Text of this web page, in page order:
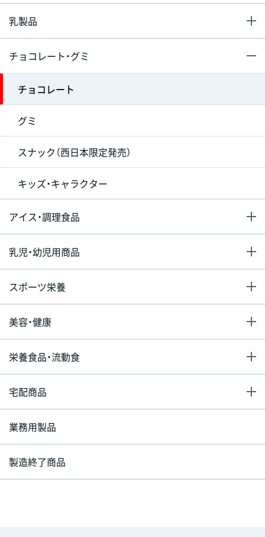
乳製品
チョコレート・グミ
チョコレート
グミ
スナック（西日本限定発売）
キッズ・キャラクター
アイス・調理食品
乳児・幼児用商品
スポーツ栄養
美容・健康
栄養食品・流動食
宅配商品
業務用製品
製造終了商品